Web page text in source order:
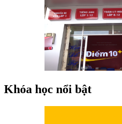
Khóa học nổi bật